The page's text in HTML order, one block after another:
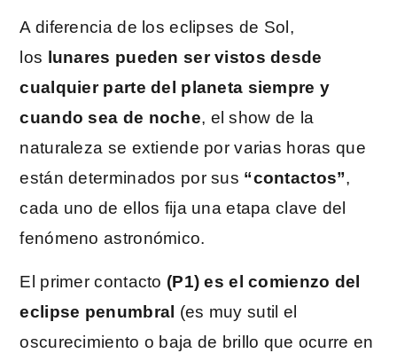
A diferencia de los eclipses de Sol,
los
lunares pueden ser vistos desde
cualquier parte del planeta siempre y
cuando sea de noche, el show de la
naturaleza se extiende por varias horas que
están determinados por sus “contactos”,
cada uno de ellos fija una etapa clave del
fenómeno astronómico.
El primer contacto (P1) es el comienzo del
eclipse penumbral (es muy sutil el
oscurecimiento o baja de brillo que ocurre en